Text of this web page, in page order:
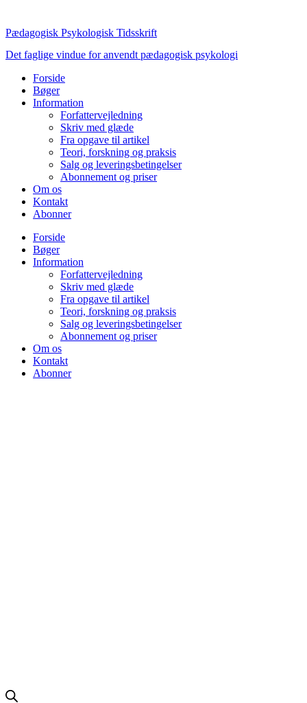
indhold
Pædagogisk Psykologisk Tidsskrift
Det faglige vindue for anvendt pædagogisk psykologi
Forside
Bøger
Information
Forfattervejledning
Skriv med glæde
Fra opgave til artikel
Teori, forskning og praksis
Salg og leveringsbetingelser
Abonnement og priser
Om os
Kontakt
Abonner
Forside
Bøger
Information
Forfattervejledning
Skriv med glæde
Fra opgave til artikel
Teori, forskning og praksis
Salg og leveringsbetingelser
Abonnement og priser
Om os
Kontakt
Abonner